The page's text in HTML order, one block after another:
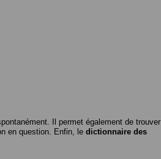
Il permet également de trouver
en question. Enfin, le dictionnaire des